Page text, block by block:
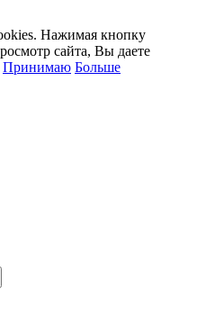
Нажимая кнопку
сайта, Вы даете
Принимаю Больше